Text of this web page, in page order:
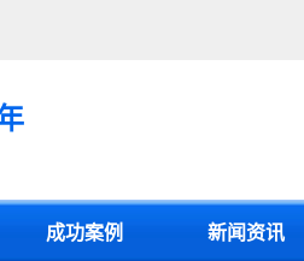
成功案例 新闻资讯